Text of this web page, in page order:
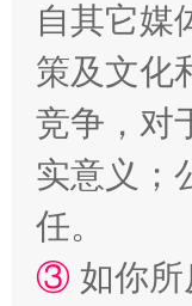
自其它媒
策及文化
竞争，对
实意义；
任。
③ 如你